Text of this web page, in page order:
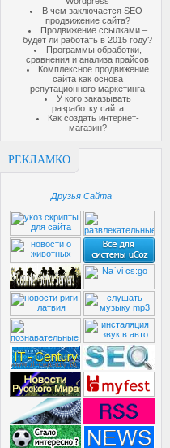
В чем заключается SEO-
продвижение сайта?
Продвижение ссылками –
будет ли работать в 2015 году?
Программы обработки,
сравнения и анализа прайсов
Комплексное продвижение
сайта как основа
репутационного маркетинга
У кого заказывать
разработку сайта
Как создать интернет-
магазин?
РЕКЛАМКО
Друзья Сайта